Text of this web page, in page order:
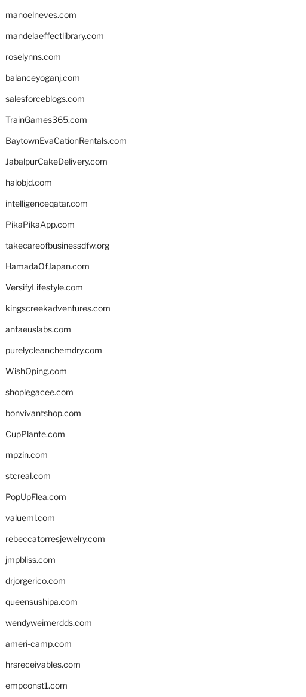
manoelneves.com
mandelaeffectlibrary.com
roselynns.com
balanceyoganj.com
salesforceblogs.com
TrainGames365.com
BaytownEvaCationRentals.com
JabalpurCakeDelivery.com
halobjd.com
intelligenceqatar.com
PikaPikaApp.com
takecareofbusinessdfw.org
HamadaOfJapan.com
VersifyLifestyle.com
kingscreekadventures.com
antaeuslabs.com
purelycleanchemdry.com
WishOping.com
shoplegacee.com
bonvivantshop.com
CupPlante.com
mpzin.com
stcreal.com
PopUpFlea.com
valueml.com
rebeccatorresjewelry.com
jmpbliss.com
drjorgerico.com
queensushipa.com
wendyweimerdds.com
ameri-camp.com
hrsreceivables.com
empconst1.com